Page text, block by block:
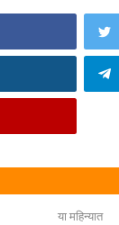
या महिन्यात